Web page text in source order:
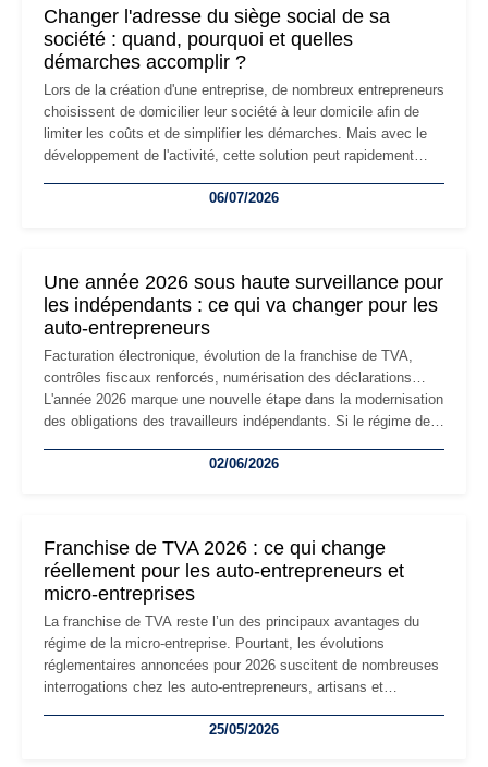
Changer l'adresse du siège social de sa
société : quand, pourquoi et quelles
démarches accomplir ?
Lors de la création d'une entreprise, de nombreux entrepreneurs
choisissent de domicilier leur société à leur domicile afin de
limiter les coûts et de simplifier les démarches. Mais avec le
développement de l'activité, cette solution peut rapidement
professionnels, recrutement, image de marque… Le
06/07/2026
Une année 2026 sous haute surveillance pour
les indépendants : ce qui va changer pour les
auto-entrepreneurs
Facturation électronique, évolution de la franchise de TVA,
contrôles fiscaux renforcés, numérisation des déclarations…
L'année 2026 marque une nouvelle étape dans la modernisation
des obligations des travailleurs indépendants. Si le régime de
les auto-entrepreneurs devront s'adapter à un environnement
02/06/2026
Franchise de TVA 2026 : ce qui change
réellement pour les auto-entrepreneurs et
micro-entreprises
La franchise de TVA reste l’un des principaux avantages du
régime de la micro-entreprise. Pourtant, les évolutions
réglementaires annoncées pour 2026 suscitent de nombreuses
interrogations chez les auto-entrepreneurs, artisans et
facturation ou risque de bascule vers la TVA : les règles
25/05/2026